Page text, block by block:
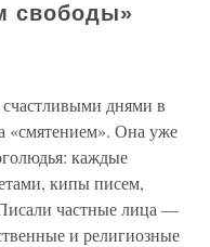
свободы»
днями в
«смятением». Она уже
каждые
кипы писем,
частные лица —
и религиозные